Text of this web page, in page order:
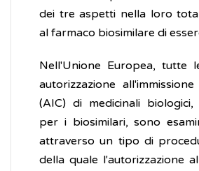
dei tre aspetti nella loro
al farmaco biosimilare di
Nell'Unione Europea, tutte
autorizzazione
(AIC) di medicinali biologici,
per i biosimilari, sono
attraverso un tipo di
della quale l'autorizzazione